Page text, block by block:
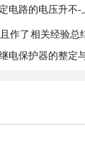
电路的电压升不-
作了相关经验
电保护器的整定